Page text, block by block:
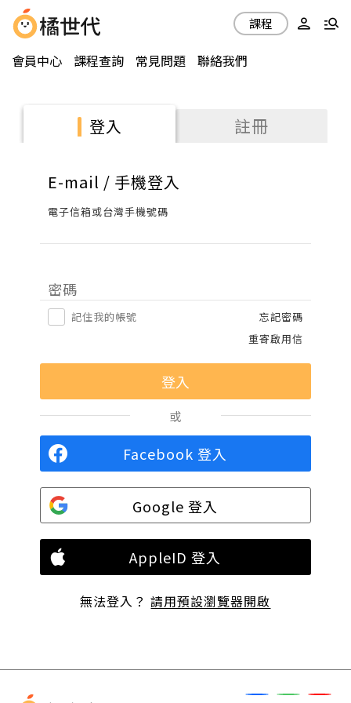
會員中心 課程查詢 常見問題 聯絡我們
課程
登入 註冊
E-mail / 手機登入
電子信箱或台灣手機號碼
密碼
記住我的帳號
忘記密碼
重寄啟用信
或
Facebook 登入
Google 登入
AppleID 登入
無法登入？請用預設瀏覽器開啟